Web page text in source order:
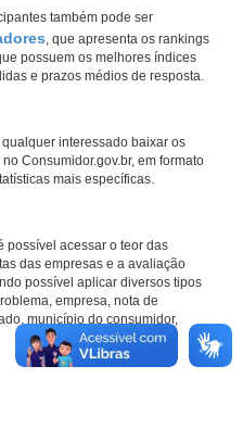
também pode ser
, que apresenta os rankings
possuem os melhores índices
e prazos médios de resposta.
qualquer interessado baixar os
Consumidor.gov.br, em formato
mais específicas.
possível acessar o teor das
das empresas e a avaliação
possível aplicar diversos tipos
empresa, nota de
município do consumidor,